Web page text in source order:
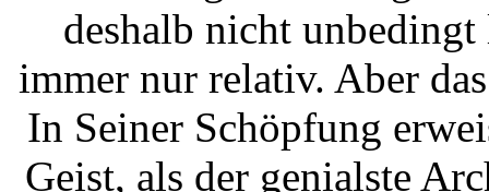
deshalb nicht
immer nur relativ. Aber
In Seiner Schöpfung
Geist, als der genialste